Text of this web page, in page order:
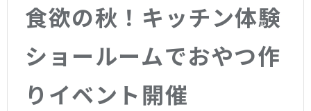
食欲の秋！キッチン体験
ショールームでおやつ作
りイベント開催